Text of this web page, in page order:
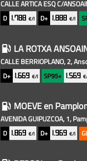
CALLE ARTICA ESQ C/
D 1.788 €/l D+ 1.888€/l
LA ROTXA
CALLE BERRIOPLANO, 2,
D+ 1.669 €/l SP95+ 1.569
MOEVEen
AVENIDA GUIPUZCOA, 1,
D 1.869 €/l D+ 1.969€/l